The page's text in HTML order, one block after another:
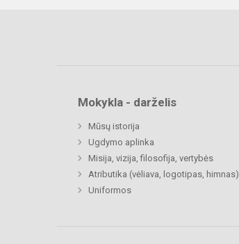
Mokykla - darželis
Mūsų istorija
Ugdymo aplinka
Misija, vizija, filosofija, vertybės
Atributika (vėliava, logotipas, himnas)
Uniformos